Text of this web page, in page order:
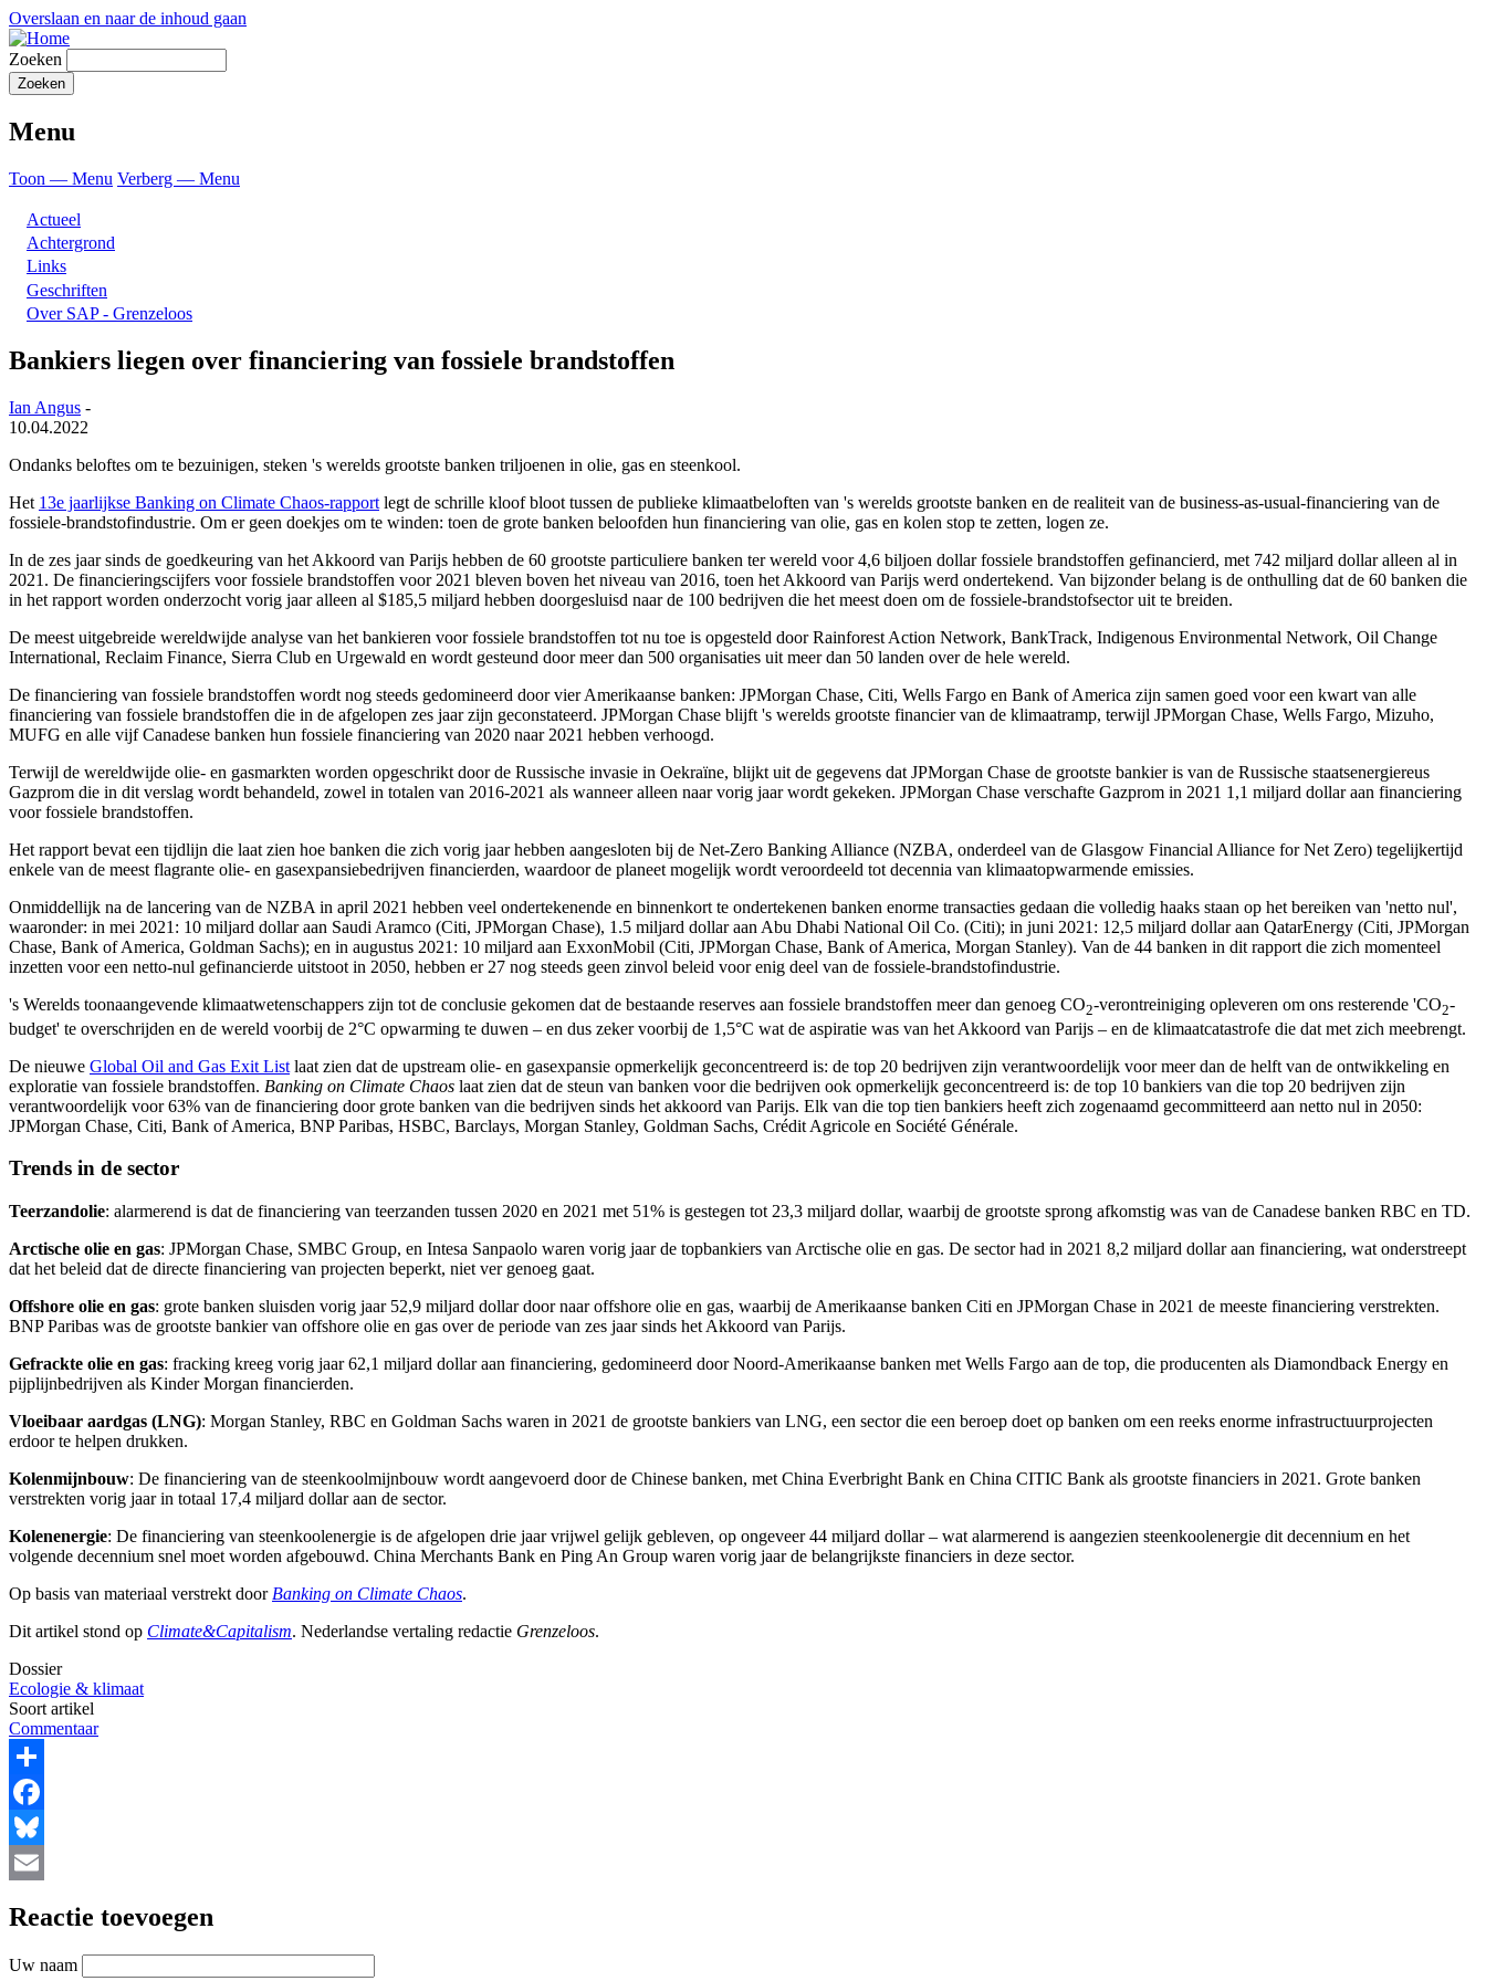
Overslaan en naar de inhoud gaan
Zoeken
Menu
Toon — Menu Verberg — Menu
Actueel
Achtergrond
Links
Geschriften
Over SAP - Grenzeloos
Bankiers liegen over financiering van fossiele brandstoffen
Ian Angus -
10.04.2022
Ondanks beloftes om te bezuinigen, steken 's werelds grootste banken triljoenen in olie, gas en steenkool.
Het 13e jaarlijkse Banking on Climate Chaos-rapport legt de schrille kloof bloot tussen de publieke klimaatbeloften van 's werelds grootste banken en de realiteit van de business-as-usual-financiering van de
fossiele-brandstofindustrie. Om er geen doekjes om te winden: toen de grote banken beloofden hun financiering van olie, gas en kolen stop te zetten, logen ze.
In de zes jaar sinds de goedkeuring van het Akkoord van Parijs hebben de 60 grootste particuliere banken ter wereld voor 4,6 biljoen dollar fossiele brandstoffen gefinancierd, met 742 miljard dollar alleen al in
2021. De financieringscijfers voor fossiele brandstoffen voor 2021 bleven boven het niveau van 2016, toen het Akkoord van Parijs werd ondertekend. Van bijzonder belang is de onthulling dat de 60 banken die
in het rapport worden onderzocht vorig jaar alleen al $185,5 miljard hebben doorgesluisd naar de 100 bedrijven die het meest doen om de fossiele-brandstofsector uit te breiden.
De meest uitgebreide wereldwijde analyse van het bankieren voor fossiele brandstoffen tot nu toe is opgesteld door Rainforest Action Network, BankTrack, Indigenous Environmental Network, Oil Change
International, Reclaim Finance, Sierra Club en Urgewald en wordt gesteund door meer dan 500 organisaties uit meer dan 50 landen over de hele wereld.
De financiering van fossiele brandstoffen wordt nog steeds gedomineerd door vier Amerikaanse banken: JPMorgan Chase, Citi, Wells Fargo en Bank of America zijn samen goed voor een kwart van alle
financiering van fossiele brandstoffen die in de afgelopen zes jaar zijn geconstateerd. JPMorgan Chase blijft 's werelds grootste financier van de klimaatramp, terwijl JPMorgan Chase, Wells Fargo, Mizuho,
MUFG en alle vijf Canadese banken hun fossiele financiering van 2020 naar 2021 hebben verhoogd.
Terwijl de wereldwijde olie- en gasmarkten worden opgeschrikt door de Russische invasie in Oekraïne, blijkt uit de gegevens dat JPMorgan Chase de grootste bankier is van de Russische staatsenergiereus
Gazprom die in dit verslag wordt behandeld, zowel in totalen van 2016-2021 als wanneer alleen naar vorig jaar wordt gekeken. JPMorgan Chase verschafte Gazprom in 2021 1,1 miljard dollar aan financiering
voor fossiele brandstoffen.
Het rapport bevat een tijdlijn die laat zien hoe banken die zich vorig jaar hebben aangesloten bij de Net-Zero Banking Alliance (NZBA, onderdeel van de Glasgow Financial Alliance for Net Zero) tegelijkertijd
enkele van de meest flagrante olie- en gasexpansiebedrijven financierden, waardoor de planeet mogelijk wordt veroordeeld tot decennia van klimaatopwarmende emissies.
Onmiddellijk na de lancering van de NZBA in april 2021 hebben veel ondertekenende en binnenkort te ondertekenen banken enorme transacties gedaan die volledig haaks staan op het bereiken van 'netto nul',
waaronder: in mei 2021: 10 miljard dollar aan Saudi Aramco (Citi, JPMorgan Chase), 1.5 miljard dollar aan Abu Dhabi National Oil Co. (Citi); in juni 2021: 12,5 miljard dollar aan QatarEnergy (Citi, JPMorgan
Chase, Bank of America, Goldman Sachs); en in augustus 2021: 10 miljard aan ExxonMobil (Citi, JPMorgan Chase, Bank of America, Morgan Stanley). Van de 44 banken in dit rapport die zich momenteel
inzetten voor een netto-nul gefinancierde uitstoot in 2050, hebben er 27 nog steeds geen zinvol beleid voor enig deel van de fossiele-brandstofindustrie.
's Werelds toonaangevende klimaatwetenschappers zijn tot de conclusie gekomen dat de bestaande reserves aan fossiele brandstoffen meer dan genoeg CO2-verontreiniging opleveren om ons resterende 'CO2-
budget' te overschrijden en de wereld voorbij de 2°C opwarming te duwen – en dus zeker voorbij de 1,5°C wat de aspiratie was van het Akkoord van Parijs – en de klimaatcatastrofe die dat met zich meebrengt.
De nieuwe Global Oil and Gas Exit List laat zien dat de upstream olie- en gasexpansie opmerkelijk geconcentreerd is: de top 20 bedrijven zijn verantwoordelijk voor meer dan de helft van de ontwikkeling en
exploratie van fossiele brandstoffen. Banking on Climate Chaos laat zien dat de steun van banken voor die bedrijven ook opmerkelijk geconcentreerd is: de top 10 bankiers van die top 20 bedrijven zijn
verantwoordelijk voor 63% van de financiering door grote banken van die bedrijven sinds het akkoord van Parijs. Elk van die top tien bankiers heeft zich zogenaamd gecommitteerd aan netto nul in 2050:
JPMorgan Chase, Citi, Bank of America, BNP Paribas, HSBC, Barclays, Morgan Stanley, Goldman Sachs, Crédit Agricole en Société Générale.
Trends in de sector
Teerzandolie: alarmerend is dat de financiering van teerzanden tussen 2020 en 2021 met 51% is gestegen tot 23,3 miljard dollar, waarbij de grootste sprong afkomstig was van de Canadese banken RBC en TD.
Arctische olie en gas: JPMorgan Chase, SMBC Group, en Intesa Sanpaolo waren vorig jaar de topbankiers van Arctische olie en gas. De sector had in 2021 8,2 miljard dollar aan financiering, wat onderstreept
dat het beleid dat de directe financiering van projecten beperkt, niet ver genoeg gaat.
Offshore olie en gas: grote banken sluisden vorig jaar 52,9 miljard dollar door naar offshore olie en gas, waarbij de Amerikaanse banken Citi en JPMorgan Chase in 2021 de meeste financiering verstrekten.
BNP Paribas was de grootste bankier van offshore olie en gas over de periode van zes jaar sinds het Akkoord van Parijs.
Gefrackte olie en gas: fracking kreeg vorig jaar 62,1 miljard dollar aan financiering, gedomineerd door Noord-Amerikaanse banken met Wells Fargo aan de top, die producenten als Diamondback Energy en
pijplijnbedrijven als Kinder Morgan financierden.
Vloeibaar aardgas (LNG): Morgan Stanley, RBC en Goldman Sachs waren in 2021 de grootste bankiers van LNG, een sector die een beroep doet op banken om een reeks enorme infrastructuurprojecten
erdoor te helpen drukken.
Kolenmijnbouw: De financiering van de steenkoolmijnbouw wordt aangevoerd door de Chinese banken, met China Everbright Bank en China CITIC Bank als grootste financiers in 2021. Grote banken
verstrekten vorig jaar in totaal 17,4 miljard dollar aan de sector.
Kolenenergie: De financiering van steenkoolenergie is de afgelopen drie jaar vrijwel gelijk gebleven, op ongeveer 44 miljard dollar – wat alarmerend is aangezien steenkoolenergie dit decennium en het
volgende decennium snel moet worden afgebouwd. China Merchants Bank en Ping An Group waren vorig jaar de belangrijkste financiers in deze sector.
Op basis van materiaal verstrekt door Banking on Climate Chaos.
Dit artikel stond op Climate&Capitalism. Nederlandse vertaling redactie Grenzeloos.
Dossier
Ecologie & klimaat
Soort artikel
Commentaar
Share
Facebook
Bluesky
Reactie toevoegen
Uw naam